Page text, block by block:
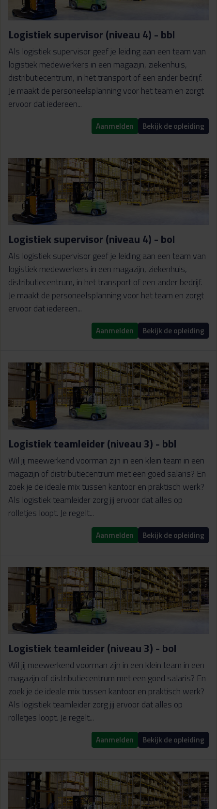
Logistiek supervisor (niveau 4) - bbl
Als logistiek supervisor geef je leiding aan een team van
logistiek medewerkers in een magazijn, ziekenhuis,
distributiecentrum, in het transport of een ander bedrijf.
Je maakt de personeelsplanning voor het team en zorgt
ervoor dat iedereen...
Aanmelden Bekijk de opleiding
Logistiek supervisor (niveau 4) - bol
Als logistiek supervisor geef je leiding aan een team van
logistiek medewerkers in een magazijn, ziekenhuis,
distributiecentrum, in het transport of een ander bedrijf.
Je maakt de personeelsplanning voor het team en zorgt
ervoor dat iedereen...
Aanmelden Bekijk de opleiding
Logistiek teamleider (niveau 3) - bbl
Wil jij meewerkend voorman zijn in een klein team in een
magazijn of distributiecentrum met een goed salaris? En
zoek je de ideale mix tussen kantoor en praktisch werk?
Als logistiek teamleider zorg jij ervoor dat alles op
rolletjes loopt. Je regelt...
Aanmelden Bekijk de opleiding
Logistiek teamleider (niveau 3) - bol
Wil jij meewerkend voorman zijn in een klein team in een
magazijn of distributiecentrum met een goed salaris? En
zoek je de ideale mix tussen kantoor en praktisch werk?
Als logistiek teamleider zorg jij ervoor dat alles op
rolletjes loopt. Je regelt...
Aanmelden Bekijk de opleiding